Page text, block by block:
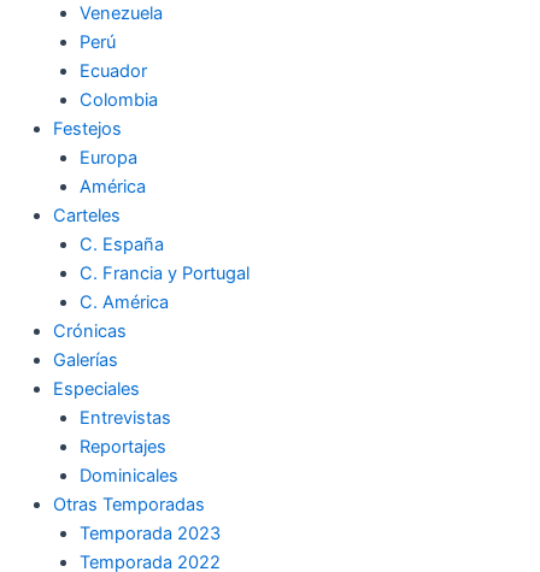
Venezuela
Perú
Ecuador
Colombia
Festejos
Europa
América
Carteles
C. España
C. Francia y Portugal
C. América
Crónicas
Galerías
Especiales
Entrevistas
Reportajes
Dominicales
Otras Temporadas
Temporada 2023
Temporada 2022